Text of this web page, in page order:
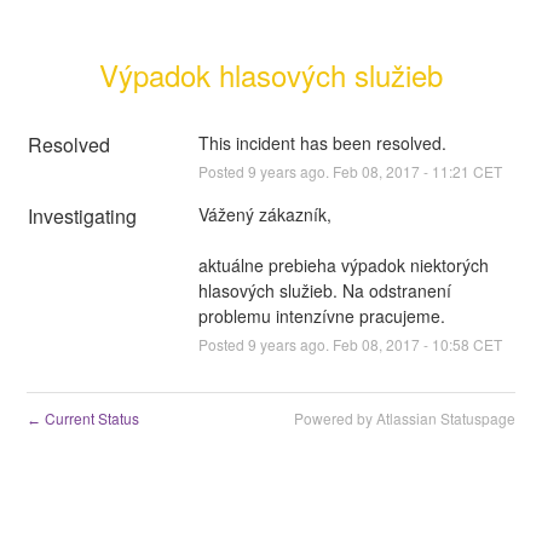
Výpadok hlasových služieb
Resolved This incident has been resolved.
Posted 9 years ago. Feb 08 2017 - 11:21 CET
Investigating
aktuálne prebieha výpadok niektorých
hlasových služieb. Na odstranení
problemu intenzívne pracujeme.
Posted 9 years ago. Feb 08 2017 - 10:58 CET
← Current Status Powered by Atlassian Statuspage